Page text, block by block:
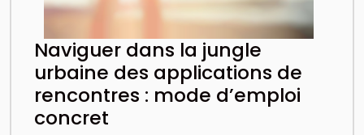
Naviguer dans la jungle
urbaine des applications de
rencontres : mode d’emploi
concret